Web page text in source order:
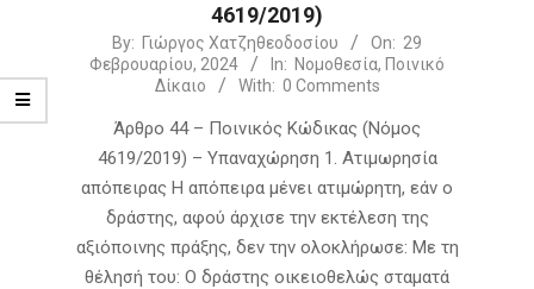
4619/2019)
2024-
02-
By: Γιώργος Χατζηθεοδοσίου On: 29
Φεβρουαρίου, 2024
In: Νομοθεσία, Ποινικό
Δίκαιο
With: 0 Comments
Άρθρο 44 – Ποινικός Κώδικας (Νόμος
4619/2019) – Υπαναχώρηση 1. Ατιμωρησία
απόπειρας Η απόπειρα μένει ατιμώρητη, εάν ο
δράστης, αφού άρχισε την εκτέλεση της
αξιόποινης πράξης, δεν την ολοκλήρωσε: Με τη
θέλησή του: Ο δράστης οικειοθελώς σταματά